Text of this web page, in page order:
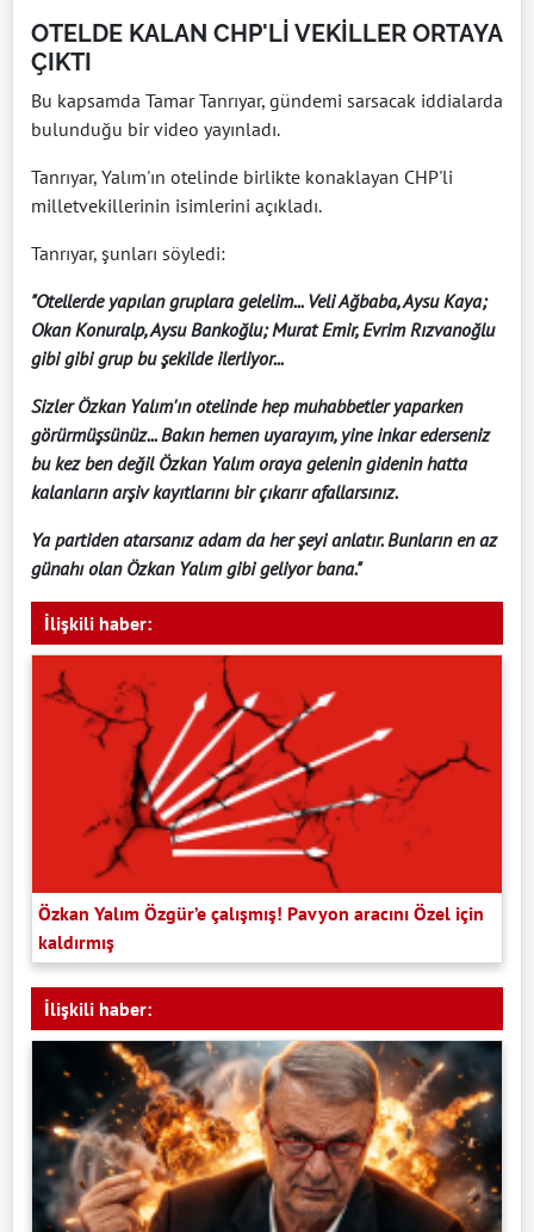
OTELDE KALAN CHP'Lİ VEKİLLER ORTAYA
ÇIKTI
Bu kapsamda Tamar Tanrıyar, gündemi sarsacak iddialarda
bulunduğu bir video yayınladı.
Tanrıyar, Yalım'ın otelinde birlikte konaklayan CHP'li
milletvekillerinin isimlerini açıkladı.
Tanrıyar, şunları söyledi:
"Otellerde yapılan gruplara gelelim... Veli Ağbaba, Aysu Kaya;
Okan Konuralp, Aysu Bankoğlu; Murat Emir, Evrim Rızvanoğlu
gibi gibi grup bu şekilde ilerliyor...
Sizler Özkan Yalım'ın otelinde hep muhabbetler yaparken
görürmüşsünüz... Bakın hemen uyarayım, yine inkar ederseniz
bu kez ben değil Özkan Yalım oraya gelenin gidenin hatta
kalanların arşiv kayıtlarını bir çıkarır afallarsınız.
Ya partiden atarsanız adam da her şeyi anlatır. Bunların en az
günahı olan Özkan Yalım gibi geliyor bana."
İlişkili haber:
Özkan Yalım Özgür’e çalışmış! Pavyon aracını Özel için
kaldırmış
İlişkili haber: